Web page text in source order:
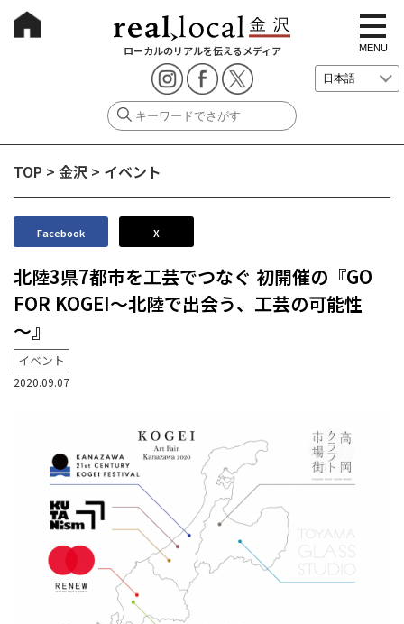
ローカルのリアルを伝えるメディア
t
o
g
g
e
i
i
MENU
TOP > 金沢 > イベント
Facebook X
北陸3県7都市を工芸でつなぐ 初開催の『GO
FOR KOGEI～北陸で出会う、工芸の可能性
～』
イベント
2020.09.07